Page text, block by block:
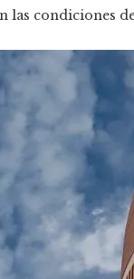
las condiciones